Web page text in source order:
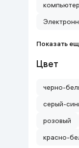
Показать
Цвет
черно-
серый-
розовый
красно-